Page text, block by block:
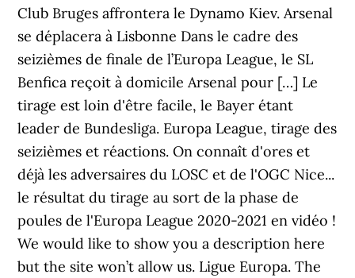
Club Bruges affrontera le Dynamo Kiev. Arsenal
se déplacera à Lisbonne Dans le cadre des
seizièmes de finale de l’Europa League, le SL
Benfica reçoit à domicile Arsenal pour […] Le
tirage est loin d'être facile, le Bayer étant
leader de Bundesliga. Europa League, tirage des
seizièmes et réactions. On connaît d'ores et
déjà les adversaires du LOSC et de l'OGC Nice...
le résultat du tirage au sort de la phase de
poules de l'Europa League 2020-2021 en vidéo !
We would like to show you a description here
but the site won’t allow us. Ligue Europa. The